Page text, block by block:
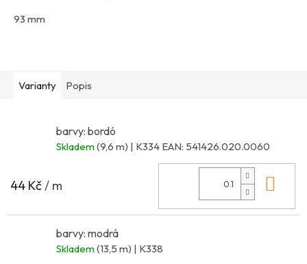
93 mm
Varianty Popis
barvy: bordó
Skladem(9,6 m) | K334 EAN: 541426.020.0060
44 Kč/ m
barvy: modrá
Skladem(13,5 m) | K338